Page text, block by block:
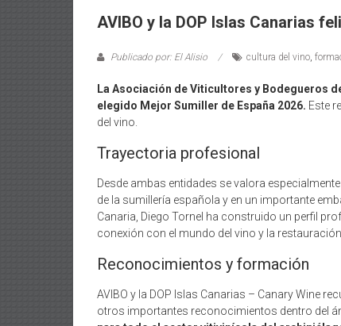
AVIBO y la DOP Islas Canarias
Publicado por: El Alisio cultura del vino,
La Asociación de Viticultores y Bodegueros
elegido Mejor Sumiller de España 2026. Este
del vino.
Trayectoria profesional
Desde ambas entidades se valora
de la sumillería española y en un importante
Canaria, Diego Tornel ha construido un perfil
conexión con el mundo del vino y la restauración.
Reconocimientos y formación
AVIBO y la DOP Islas Canarias – Canary Wine
otros importantes reconocimientos dentro del